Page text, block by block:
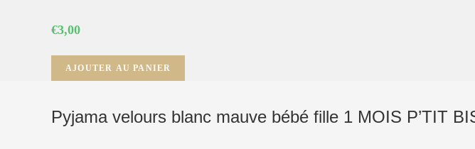
€3,00
quantité
de
velours
AJOUTER AU PANIER
Pyjama velours blanc mauve bébé fille 1 MOIS P’TIT